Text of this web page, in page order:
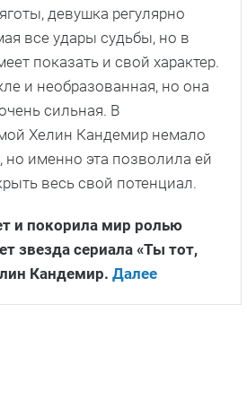
девушка регулярно
все удары судьбы, но в
показать и свой характер.
и необразованная, но она
сильная. В
Хелин Кандемир немало
но именно эта позволила ей
весь свой потенциал.
и покорила мир ролью
звезда сериала «Ты тот,
Кандемир. Далее